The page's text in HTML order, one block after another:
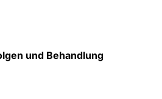
und Behandlung